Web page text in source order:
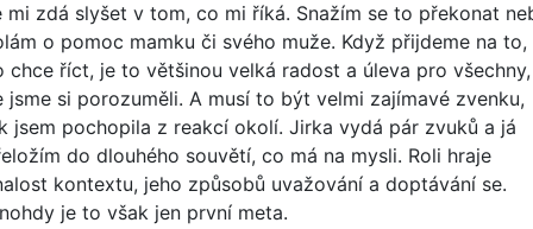
mi zdá slyšet v tom, co mi říká. Snažím se to překonat
o pomoc mamku či svého muže. Když přijdeme na to,
chce říct, je to většinou velká radost a úleva pro všechny,
jsme si porozuměli. A musí to být velmi zajímavé zvenku,
jsem pochopila z reakcí okolí. Jirka vydá pár zvuků a já
do dlouhého souvětí, co má na mysli. Roli hraje
kontextu, jeho způsobů uvažování a doptávání se.
je to však jen první meta.